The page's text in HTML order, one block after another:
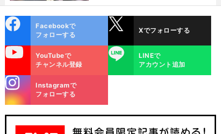
ok
Facebookで
フォローする
Xでフォローする
YouTubeで
チャンネル登録
LINE
LINEで
アカウント追加
m
Instagramで
フォローする